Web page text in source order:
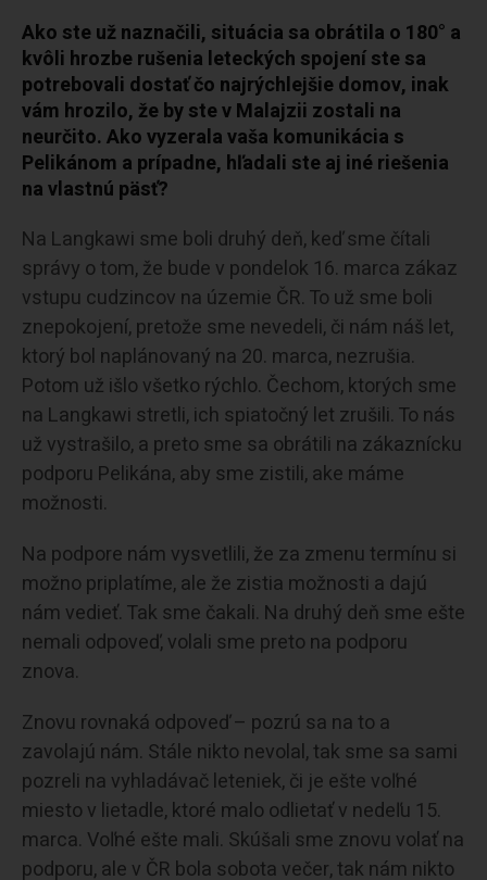
Ako ste už naznačili, situácia sa obrátila o 180° a
kvôli hrozbe rušenia leteckých spojení ste sa
potrebovali dostať čo najrýchlejšie domov, inak
vám hrozilo, že by ste v Malajzii zostali na
neurčito. Ako vyzerala vaša komunikácia s
Pelikánom a prípadne, hľadali ste aj iné riešenia
na vlastnú päsť?
Na Langkawi sme boli druhý deň, keď sme čítali
správy o tom, že bude v pondelok 16. marca zákaz
vstupu cudzincov na územie ČR. To už sme boli
znepokojení, pretože sme nevedeli, či nám náš let,
ktorý bol naplánovaný na 20. marca, nezrušia.
Potom už išlo všetko rýchlo. Čechom, ktorých sme
na Langkawi stretli, ich spiatočný let zrušili. To nás
už vystrašilo, a preto sme sa obrátili na zákaznícku
podporu Pelikána, aby sme zistili, ake máme
možnosti.
Na podpore nám vysvetlili, že za zmenu termínu si
možno priplatíme, ale že zistia možnosti a dajú
nám vedieť. Tak sme čakali. Na druhý deň sme ešte
nemali odpoveď, volali sme preto na podporu
znova.
Znovu rovnaká odpoveď – pozrú sa na to a
zavolajú nám. Stále nikto nevolal, tak sme sa sami
pozreli na vyhladávač leteniek, či je ešte voľné
miesto v lietadle, ktoré malo odlietať v nedeľu 15.
marca. Voľné ešte mali. Skúšali sme znovu volať na
podporu, ale v ČR bola sobota večer, tak nám nikto